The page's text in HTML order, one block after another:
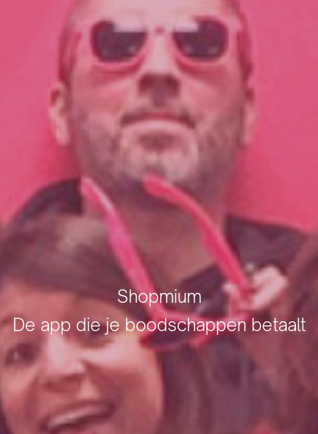
Shopmium
De app die je boodschappen betaalt